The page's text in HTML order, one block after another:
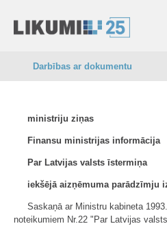
Darbības ar dokumentu
ministriju ziņas
Finansu ministrijas informācija
Par Latvijas valsts īstermiņa
iekšējā aizņēmuma parādzīmju
Saskaņā ar Ministru kabineta
noteikumiem Nr.22 "Par Latvijas